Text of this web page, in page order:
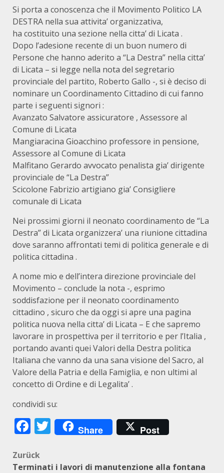
Si porta a conoscenza che il Movimento Politico LA
DESTRA nella sua attivita’ organizzativa,
ha costituito una sezione nella citta’ di Licata .
Dopo l’adesione recente di un buon numero di
Persone che hanno aderito a “La Destra” nella citta’
di Licata – si legge nella nota del segretario
provinciale del partito, Roberto Gallo -, si è deciso di
nominare un Coordinamento Cittadino di cui fanno
parte i seguenti signori :
Avanzato Salvatore assicuratore , Assessore al
Comune di Licata
Mangiaracina Gioacchino professore in pensione,
Assessore al Comune di Licata
Malfitano Gerardo avvocato penalista gia’ dirigente
provinciale de “La Destra”
Scicolone Fabrizio artigiano gia’ Consigliere
comunale di Licata
Nei prossimi giorni il neonato coordinamento de “La
Destra” di Licata organizzera’ una riunione cittadina
dove saranno affrontati temi di politica generale e di
politica cittadina .
A nome mio e dell’intera direzione provinciale del
Movimento – conclude la nota -, esprimo
soddisfazione per il neonato coordinamento
cittadino , sicuro che da oggi si apre una pagina
politica nuova nella citta’ di Licata – E che sapremo
lavorare in prospettiva per il territorio e per l’Italia ,
portando avanti quei Valori della Destra politica
Italiana che vanno da una sana visione del Sacro, al
Valore della Patria e della Famiglia, e non ultimi al
concetto di Ordine e di Legalita’ .
condividi su:
Facebook
Twitter
Share Post
Beitragsnavigation
Zurück
Terminati i lavori di manutenzione alla fontana